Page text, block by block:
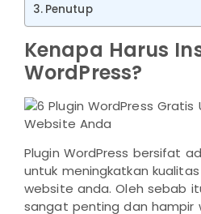
Penutup
Kenapa Harus
WordPress?
Plugin WordPress bersifat
untuk meningkatkan
website anda. Oleh sebab
sangat penting dan hampir